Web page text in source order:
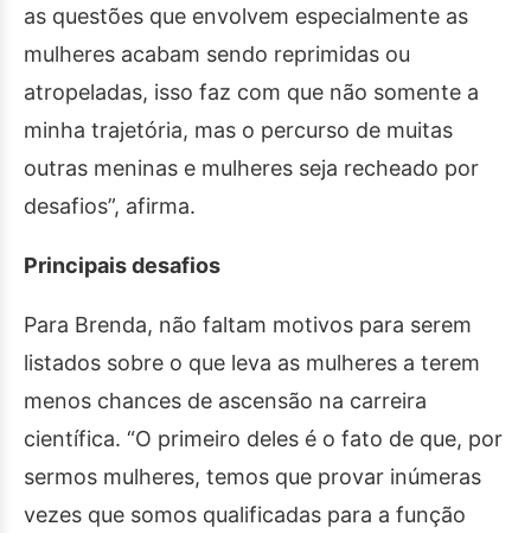
as questões que envolvem especialmente as
mulheres acabam sendo reprimidas ou
atropeladas, isso faz com que não somente a
minha trajetória, mas o percurso de muitas
outras meninas e mulheres seja recheado por
desafios”, afirma.
Principais desafios
Para Brenda, não faltam motivos para serem
listados sobre o que leva as mulheres a terem
menos chances de ascensão na carreira
científica. “O primeiro deles é o fato de que, por
sermos mulheres, temos que provar inúmeras
vezes que somos qualificadas para a função